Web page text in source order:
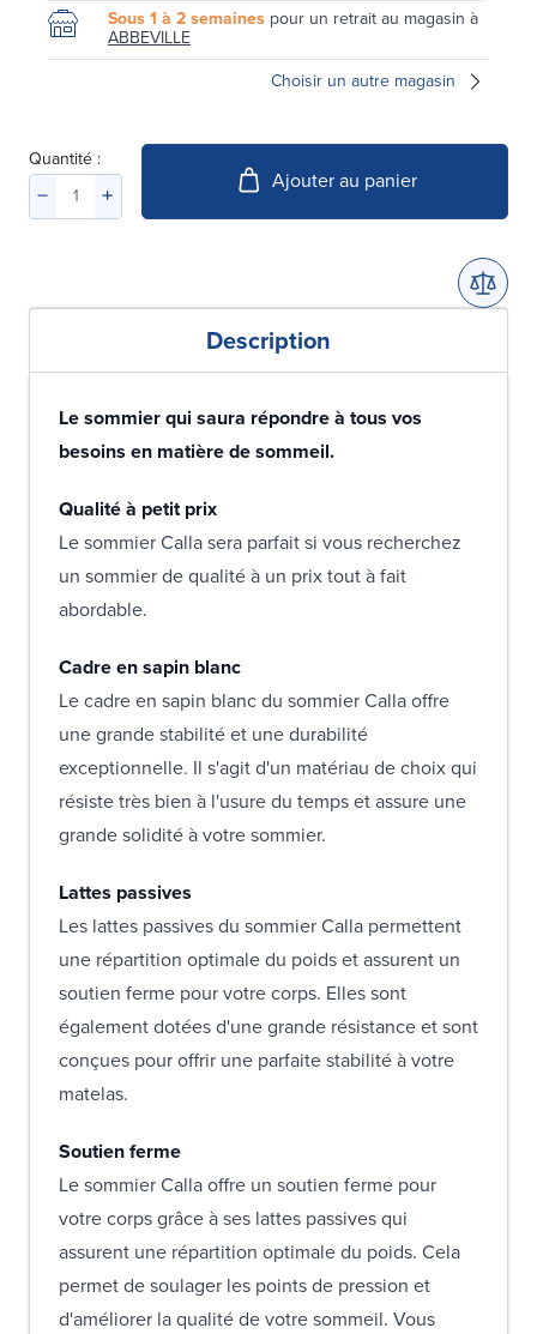
Sous 1 à 2 semaines pour un retrait au magasin à
ABBEVILLE
Choisir un autre magasin
Quantité :
Ajouter au panier
Description
Le sommier qui saura répondre à tous vos
besoins en matière de sommeil.
Qualité à petit prix
Le sommier Calla sera parfait si vous recherchez
un sommier de qualité à un prix tout à fait
abordable.
Cadre en sapin blanc
Le cadre en sapin blanc du sommier Calla offre
une grande stabilité et une durabilité
exceptionnelle. Il s'agit d'un matériau de choix qui
résiste très bien à l'usure du temps et assure une
grande solidité à votre sommier.
Lattes passives
Les lattes passives du sommier Calla permettent
une répartition optimale du poids et assurent un
soutien ferme pour votre corps. Elles sont
également dotées d'une grande résistance et sont
conçues pour offrir une parfaite stabilité à votre
matelas.
Soutien ferme
Le sommier Calla offre un soutien ferme pour
votre corps grâce à ses lattes passives qui
assurent une répartition optimale du poids. Cela
permet de soulager les points de pression et
d'améliorer la qualité de votre sommeil. Vous